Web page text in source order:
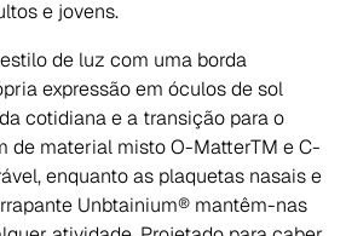
e jovens.
de luz com uma borda
expressão em óculos de sol
cotidiana e a transição para o
de material misto O-MatterTM e C-
enquanto as plaquetas nasais e
Unbtainium® mantêm-nas